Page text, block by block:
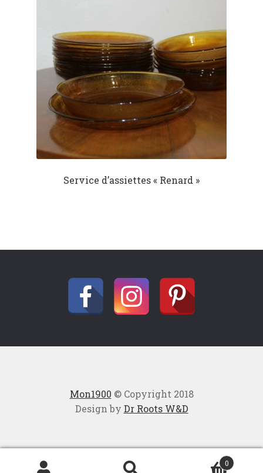
Service d’assiettes « Renard »
Mon1900 © Copyright 2018
Design by Dr Roots W&D
0